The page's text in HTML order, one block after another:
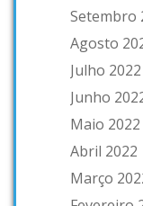
Setembro
Agosto
Julho 2022
Junho
Maio 2022
Abril 2022
Março